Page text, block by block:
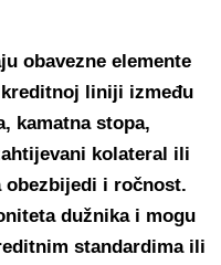
obavezne elemente
liniji između
kamatna stopa,
kolateral ili
obezbijedi i ročnost.
dužnika i mogu
standardima ili